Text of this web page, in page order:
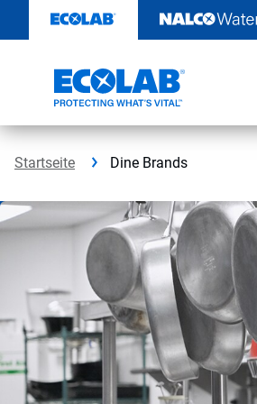
Inhalt
Startseite Dine Brands